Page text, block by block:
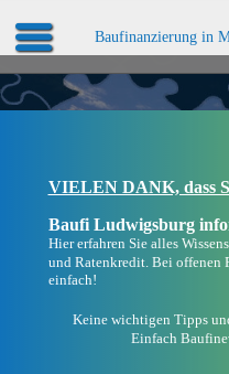
Baufinanzierung in
VIELEN DANK, dass
Baufi Ludwigsburg
Hier erfahren Sie alles
und Ratenkredit. Bei offenen
einfach!
Keine wichtigen Tipps
Einfach